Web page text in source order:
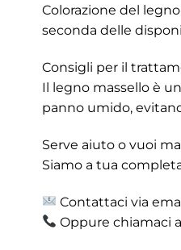
Colorazione del
seconda delle
Consigli per il
Il legno massello è
panno umido,
Serve aiuto o vuoi
Siamo a tua
Contattaci via
Oppure chiamaci